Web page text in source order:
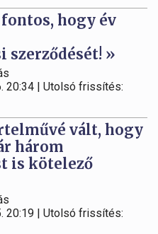
hogy év
szerződését! »
20:34 | Utolsó frissítés:
vált, hogy
három
is kötelező
20:19 | Utolsó frissítés: